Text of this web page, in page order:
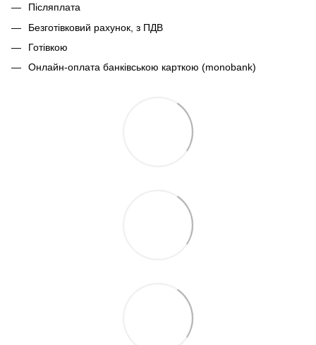
Післяплата
Безготівковий рахунок, з ПДВ
Готівкою
Онлайн-оплата банківською карткою (monobank)